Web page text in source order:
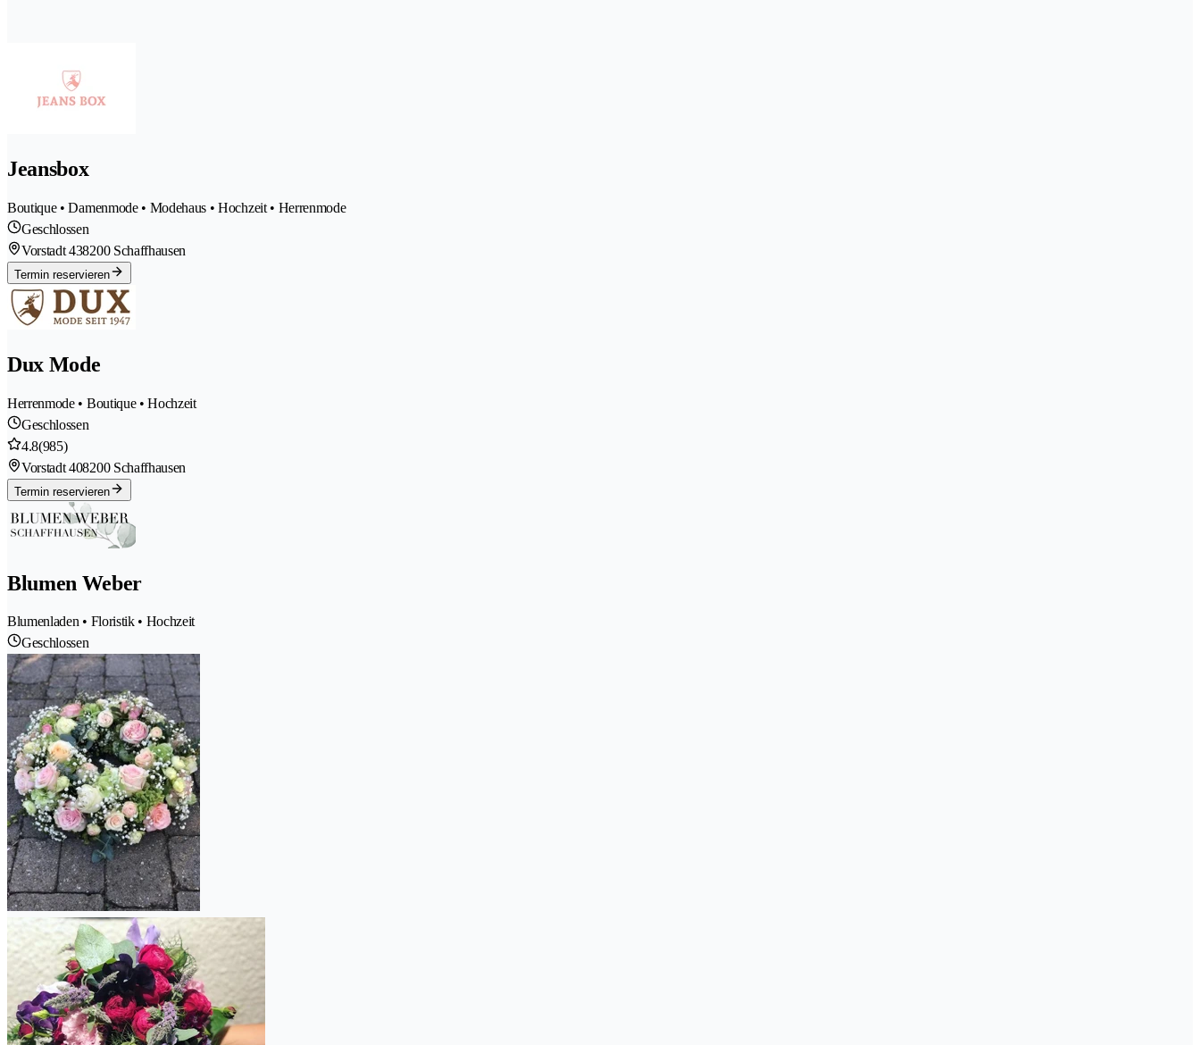
Jeansbox
Boutique • Damenmode • Modehaus • Hochzeit • Herrenmode
Geschlossen
Vorstadt 438200 Schaffhausen
Termin reservieren
Dux Mode
Herrenmode • Boutique • Hochzeit
Geschlossen
4.8(985)
Vorstadt 408200 Schaffhausen
Termin reservieren
Blumen Weber
Blumenladen • Floristik • Hochzeit
Geschlossen